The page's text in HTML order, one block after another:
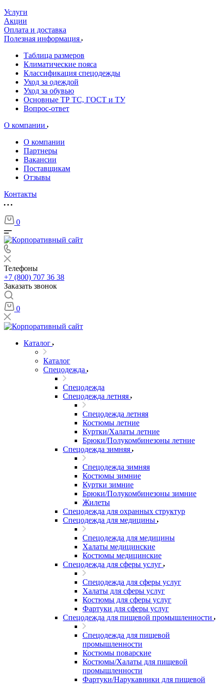
Услуги
Акции
Оплата и доставка
Полезная информация
Таблица размеров
Климатические пояса
Классификация спецодежды
Уход за одеждой
Уход за обувью
Основные ТР ТС, ГОСТ и ТУ
Вопрос-ответ
О компании
О компании
Партнеры
Вакансии
Поставщикам
Отзывы
Контакты
0
Телефоны
+7 (800) 707 36 38
Заказать звонок
0
Каталог
Каталог
Спецодежда
Спецодежда
Спецодежда летняя
Спецодежда летняя
Костюмы летние
Куртки/Халаты летние
Брюки/Полукомбинезоны летние
Спецодежда зимняя
Спецодежда зимняя
Костюмы зимние
Куртки зимние
Брюки/Полукомбинезоны зимние
Жилеты
Спецодежда для охранных структур
Спецодежда для медицины
Спецодежда для медицины
Халаты медицинские
Костюмы медицинские
Спецодежда для сферы услуг
Спецодежда для сферы услуг
Халаты для сферы услуг
Костюмы для сферы услуг
Фартуки для сферы услуг
Спецодежда для пищевой промышленности
Спецодежда для пищевой
промышленности
Костюмы поварские
Костюмы/Халаты для пищевой
промышленности
Фартуки/Нарукавники для пищевой